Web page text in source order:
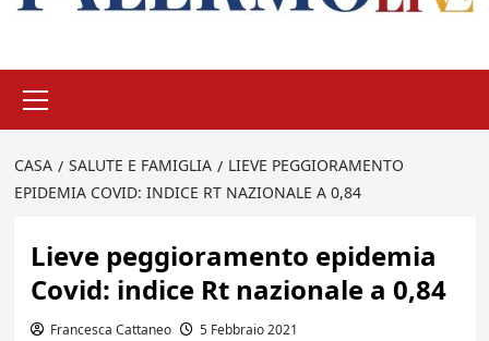
principale
CASA SALUTE E FAMIGLIA
LIEVE PEGGIORAMENTO
EPIDEMIA COVID: INDICE RT NAZIONALE A 0,84
Lieve peggioramento epidemia
Covid: indice Rt nazionale a 0,84
Francesca Cattaneo 5 Febbraio 2021